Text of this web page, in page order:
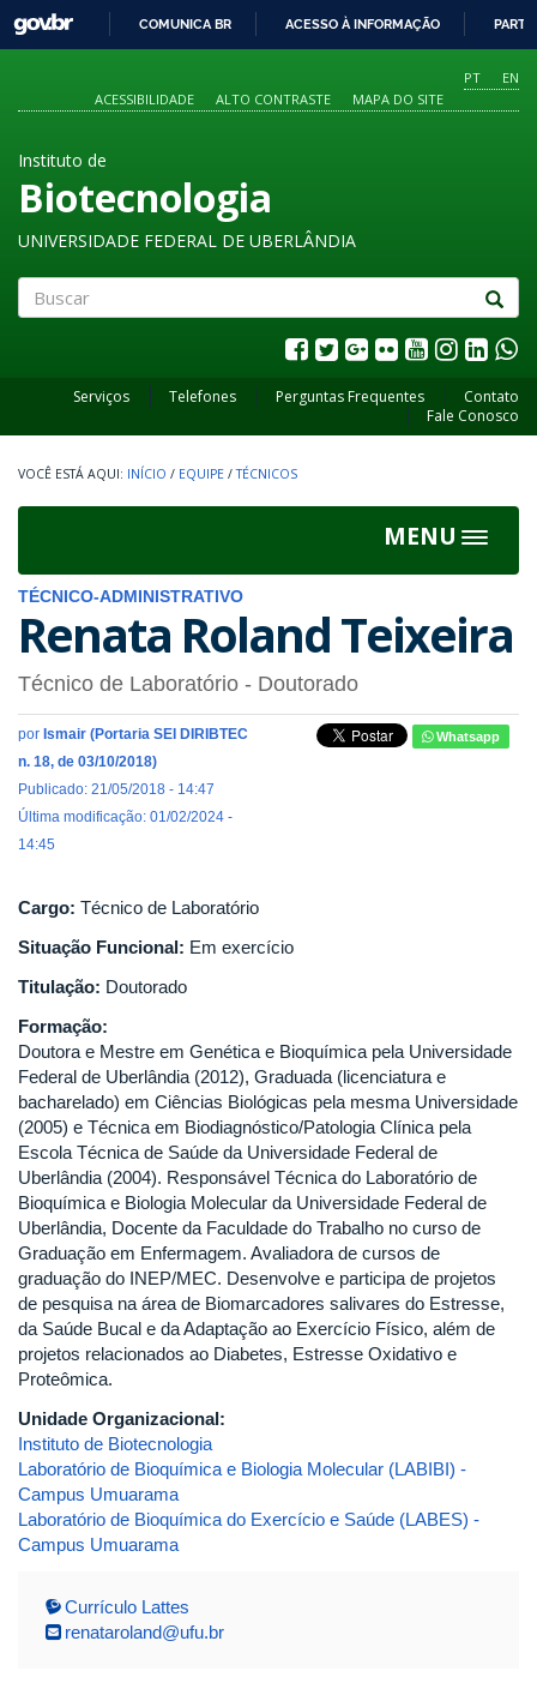
O
CONTEÚDO
GOVBR
COMUNICA BR ACESSO À INFORMAÇÃO
PT
EN
ACESSIBILIDADE
ALTO CONTRASTE MAPA DO SITE
Instituto de
Biotecnologia
UNIVERSIDADE FEDERAL DE UBERLÂNDIA
Serviços Telefones Perguntas Frequentes
Contato
Fale Conosco
INÍCIO / EQUIPE / TÉCNICOS
MENU
Toggle
TÉCNICO-ADMINISTRATIVO
Renata Roland Teixeira
Técnico de Laboratório - Doutorado
por Ismair (Portaria SEI DIRIBTEC
n. 18, de 03/10/2018)
Publicado: 21/05/2018 - 14:47
Última modificação: 01/02/2024 -
14:45
Whatsapp
Cargo: Técnico de Laboratório
Situação Funcional: Em exercício
Titulação: Doutorado
Formação:
Doutora e Mestre em Genética e Bioquímica pela Universidade
Federal de Uberlândia (2012), Graduada (licenciatura e
bacharelado) em Ciências Biológicas pela mesma Universidade
(2005) e Técnica em Biodiagnóstico/Patologia Clínica pela
Escola Técnica de Saúde da Universidade Federal de
Uberlândia (2004). Responsável Técnica do Laboratório de
Bioquímica e Biologia Molecular da Universidade Federal de
Uberlândia, Docente da Faculdade do Trabalho no curso de
Graduação em Enfermagem. Avaliadora de cursos de
graduação do INEP/MEC. Desenvolve e participa de projetos
de pesquisa na área de Biomarcadores salivares do Estresse,
da Saúde Bucal e da Adaptação ao Exercício Físico, além de
projetos relacionados ao Diabetes, Estresse Oxidativo e
Proteômica.
Unidade Organizacional:
Instituto de Biotecnologia
Laboratório de Bioquímica e Biologia Molecular (LABIBI) -
Campus Umuarama
Laboratório de Bioquímica do Exercício e Saúde (LABES) -
Campus Umuarama
Currículo Lattes
renataroland@ufu.br